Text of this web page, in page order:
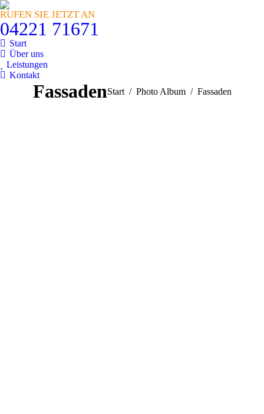
RUFEN SIE JETZT AN
04221 71671
Start
Über uns
Leistungen
Kontakt
FassadenSie befinden sich hier:
Start Photo Album Fassaden